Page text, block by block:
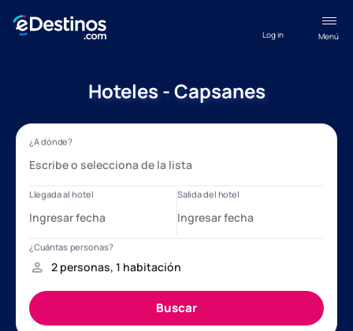
Menú
Log in
Hoteles - Capsanes